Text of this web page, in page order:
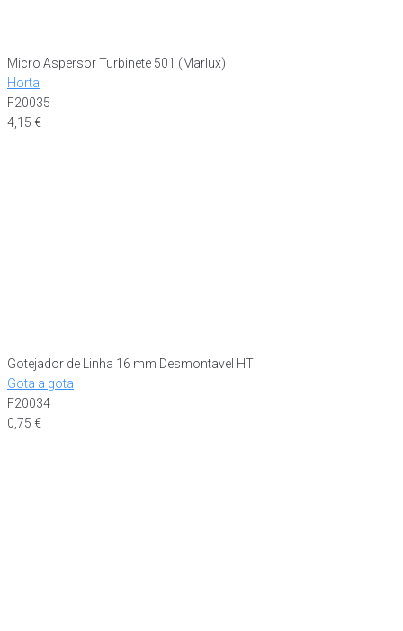
Micro Aspersor Turbinete 501 (Marlux)
Horta
F20035
4,15 €
Gotejador de Linha 16 mm Desmontavel HT
Gota a gota
F20034
0,75 €